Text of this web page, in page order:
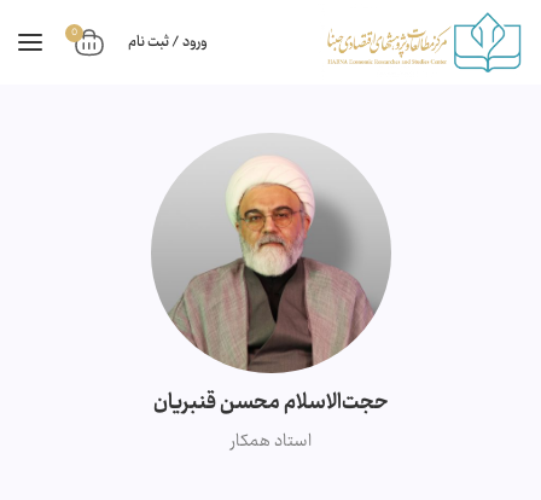
ورود / ثبت نام 0
حجت‌الاسلام محسن قنبریان
استاد همکار